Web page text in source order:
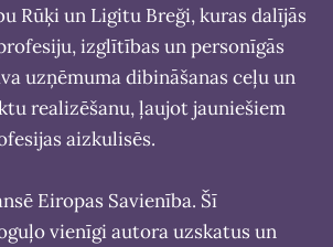
Rūķi un Ligitu Breği, kuras dalījās
izglītības un personīgās
uzņēmuma dibināšanas ceļu un
realizēšanu, ļaujot jauniešiem
aizkulisēs.
Eiropas Savienība. Šī
vienīgi autora uzskatus un